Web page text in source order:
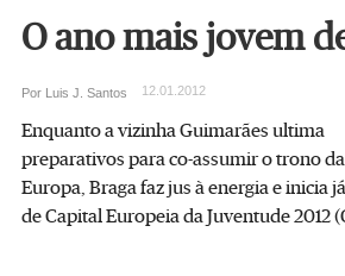
O ano mais jovem
Por Luis J. Santos 12.01.2012
Enquanto a vizinha Guimarães ultima
preparativos para co-assumir o trono
Europa, Braga faz jus à energia e inicia
de Capital Europeia da Juventude 2012